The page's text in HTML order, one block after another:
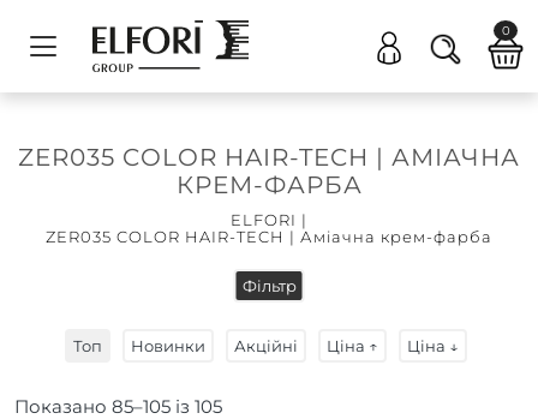
0
ZER035 COLOR HAIR-TECH | АМІАЧНА
КРЕМ-ФАРБА
ELFORI |
ZER035 COLOR HAIR-TECH | Аміачна крем-фарба
Фільтр
Топ Новинки Акційні Ціна ↑ Ціна ↓
Показано 85–105 із 105